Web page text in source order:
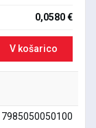
0,0580 €
V košarico
7985050050100